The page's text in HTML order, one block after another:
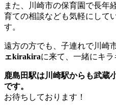
また、川崎市の保育園で長年
育ての相談なども気軽にして
す。
遠方の方でも、子連れで川崎
ェkirakiraに来て、一緒にキ
鹿島田駅は川崎駅からも武蔵
です。
お待ちしております！